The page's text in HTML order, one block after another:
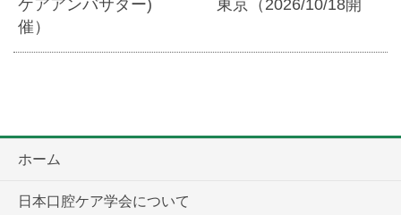
ケアアンバサダー) 東京（2026/10/18開
催）
ホーム
日本口腔ケア学会について